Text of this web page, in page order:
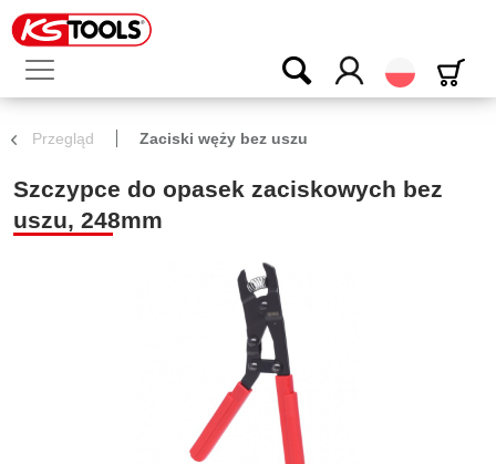
Polski
Przegląd Zaciski węży bez uszu
Szczypce do opasek zaciskowych bez
uszu, 248mm